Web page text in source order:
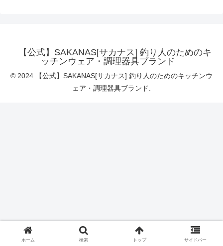
【公式】SAKANAS[サカナス] 釣り人のためのキ
ッチンウェア・調理器具ブランド
© 2024 【公式】SAKANAS[サカナス] 釣り人のためのキッチンウ
ェア・調理器具ブランド.
ホーム 検索 トップ サイドバー